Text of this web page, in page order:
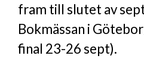
fram till slutet av
Bokmässan i
final 23-26 sept).